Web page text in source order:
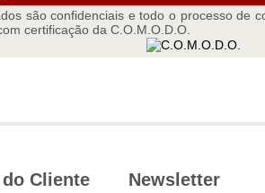
são confidenciais e todo o processo de
certificação da C.O.M.O.D.O.
Cliente Newsletter